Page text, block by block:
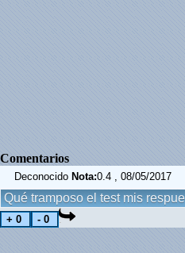
Comentarios
Deconocido Nota:0.4 , 08/05/2017
Qué tramposo el test mis